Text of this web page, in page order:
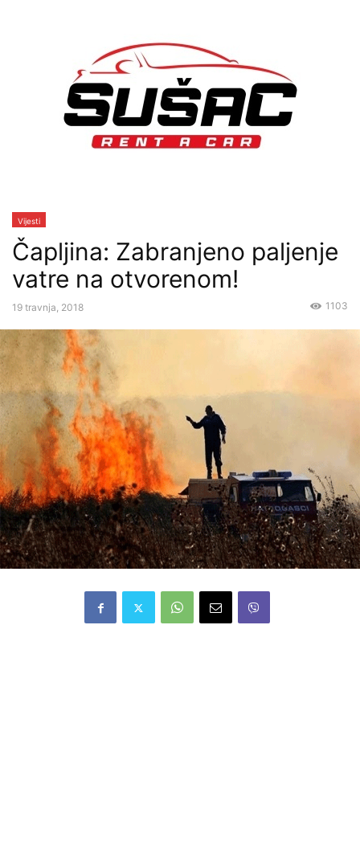
Vijesti
Čapljina: Zabranjeno paljenje
vatre na otvorenom!
19 travnja, 2018 1103